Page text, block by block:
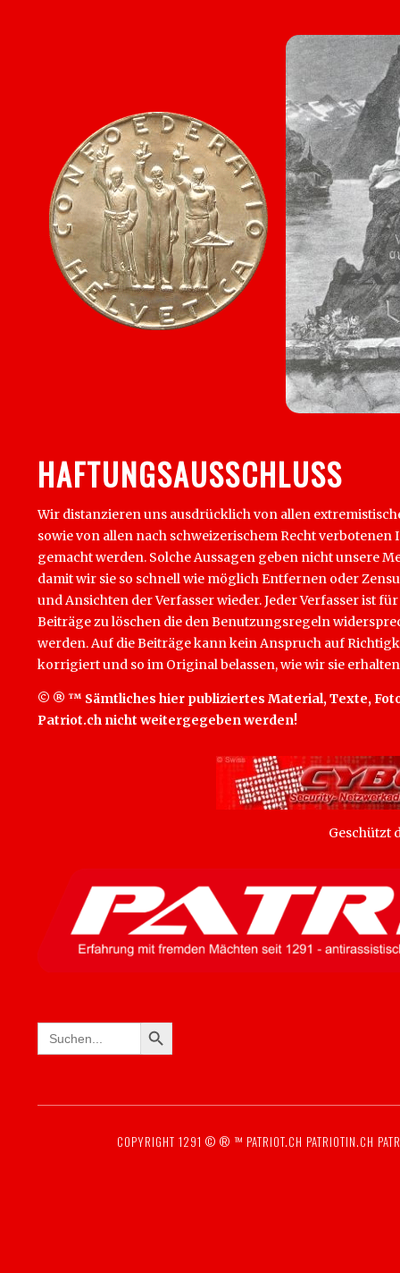
HAFTUNGSAUSSCHLUSS
Wir distanzieren uns ausdrücklich von allen
sowie von allen nach schweizerischem Recht
gemacht werden. Solche Aussagen geben nicht unsere
damit wir sie so schnell wie möglich Entfernen oder
und Ansichten der Verfasser wieder. Jeder Verfasser ist
Beiträge zu löschen die den Benutzungsregeln
werden. Auf die Beiträge kann kein Anspruch auf
korrigiert und so im Original belassen, wie wir sie
© ® ™ Sämtliches hier publiziertes Material, Texte,
Patriot.ch nicht weitergegeben werden!
Geschützt
Search
for:
SEARCH BUTTON
COPYRIGHT 1291 © ® ™ PATRIOT.CH PATRIOTIN.CH